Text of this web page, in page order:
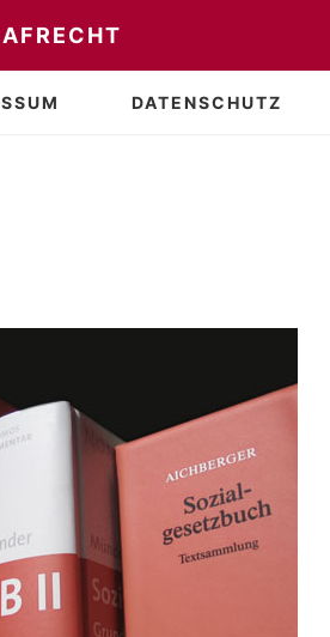
DATENSCHUTZ